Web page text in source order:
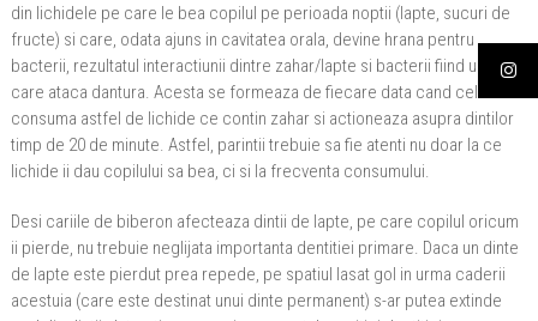
din lichidele pe care le bea copilul pe perioada noptii (lapte, sucuri de
fructe) si care, odata ajuns in cavitatea orala, devine hrana pentru
bacterii, rezultatul interactiunii dintre zahar/lapte si bacterii fiind un acid
care ataca dantura. Acesta se formeaza de fiecare data cand cel mic
consuma astfel de lichide ce contin zahar si actioneaza asupra dintilor
timp de 20 de minute. Astfel, parintii trebuie sa fie atenti nu doar la ce
lichide ii dau copilului sa bea, ci si la frecventa consumului.
Desi cariile de biberon afecteaza dintii de lapte, pe care copilul oricum
ii pierde, nu trebuie neglijata importanta dentitiei primare. Daca un dinte
de lapte este pierdut prea repede, pe spatiul lasat gol in urma caderii
acestuia (care este destinat unui dinte permanent) s-ar putea extinde